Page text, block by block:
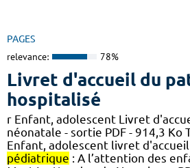
PAGES
relevance: 78%
Livret d'accueil du
hospitalisé
r Enfant, adolescent Livret
néonatale - sortie PDF - 914,3 Ko
Enfant, adolescent livret
pédiatrique : A l’attention des